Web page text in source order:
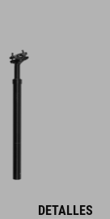
DETALLES